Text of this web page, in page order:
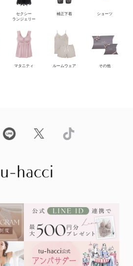
セクシー
ランジェリー
補正下着 ショーツ
マタニティ ルームウェア その他